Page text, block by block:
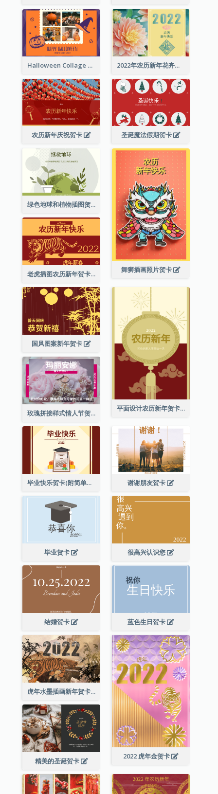
Halloween Collage Greeting Card 2022年农历新年花卉照片贺卡
农历新年庆祝贺卡 圣诞魔法假期贺卡
绿色地球和植物插图贺卡
舞狮插画照片贺卡
老虎插图农历新年贺卡
国风图案新年贺卡
平面设计农历新年贺卡与装饰
玫瑰拼接样式情人节贺卡
毕业快乐贺卡(附简单配图) 谢谢朋友贺卡
毕业贺卡 很高兴认识您
结婚贺卡 蓝色生日贺卡
虎年水墨插画新年贺卡
2022 虎年金贺卡
精美的圣诞贺卡